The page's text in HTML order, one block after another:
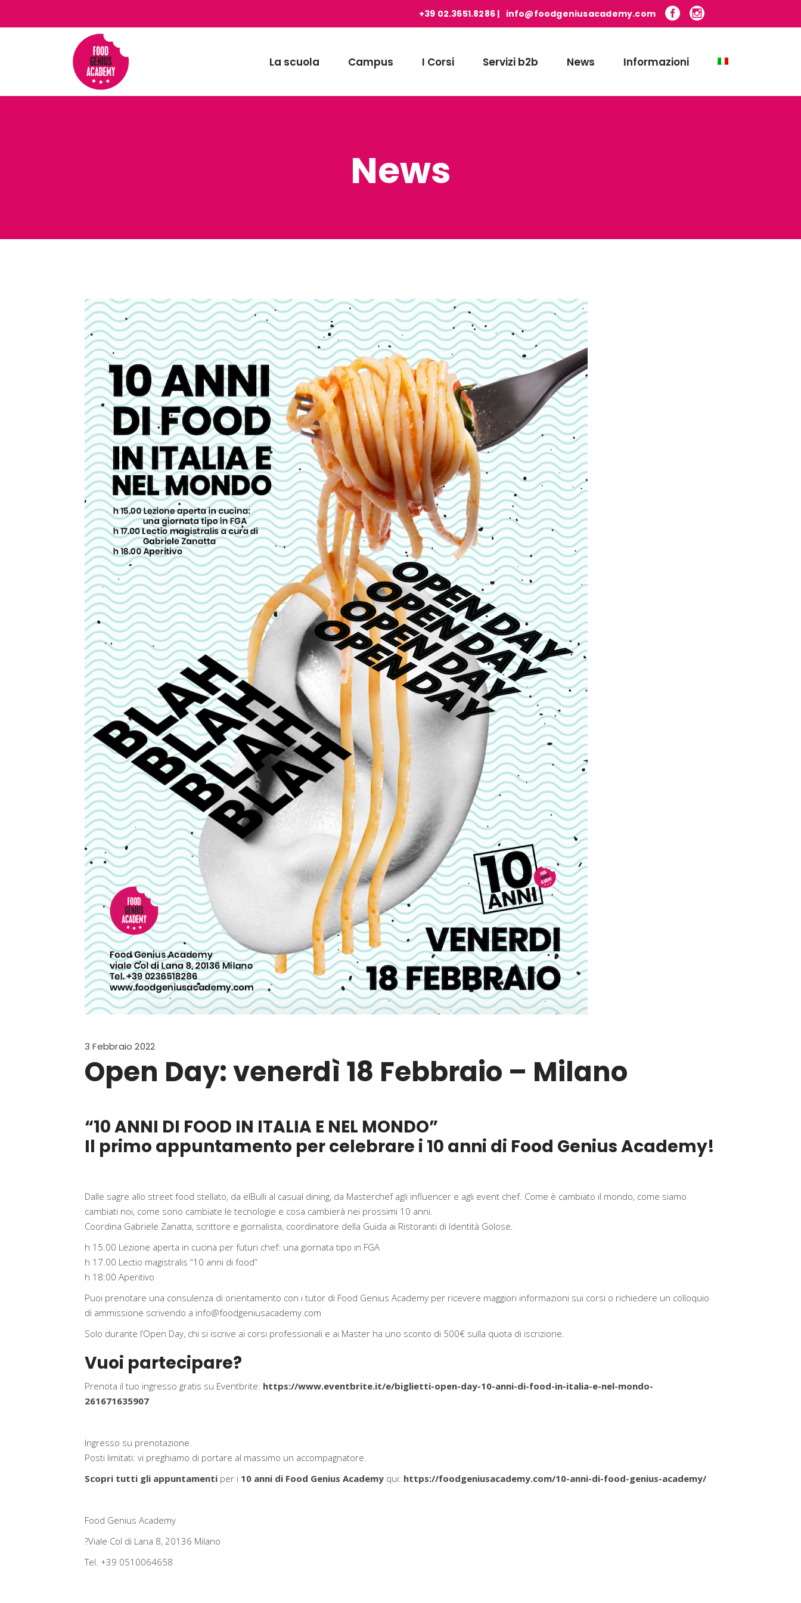
+39 02.3651.8286 | info@foodgeniusacademy.com
La scuola Campus I Corsi Servizi b2b News Informazioni
News
3 Febbraio 2022
Open Day: venerdì 18 Febbraio – Milano
“10 ANNI DI FOOD IN ITALIA E NEL MONDO”
Il primo appuntamento per celebrare i 10 anni di Food Genius Academy!
Dalle sagre allo street food stellato, da elBulli al casual dining, da Masterchef agli influencer e agli event chef. Come è cambiato il mondo, come siamo
cambiati noi, come sono cambiate le tecnologie e cosa cambierà nei prossimi 10 anni.
Coordina Gabriele Zanatta, scrittore e giornalista, coordinatore della Guida ai Ristoranti di Identità Golose.
h 15.00 Lezione aperta in cucina per futuri chef: una giornata tipo in FGA
h 17.00 Lectio magistralis “10 anni di food”
h 18:00 Aperitivo
Puoi prenotare una consulenza di orientamento con i tutor di Food Genius Academy per ricevere maggiori informazioni sui corsi o richiedere un colloquio
di ammissione scrivendo a info@foodgeniusacademy.com
Solo durante l’Open Day, chi si iscrive ai corsi professionali e ai Master ha uno sconto di 500€ sulla quota di iscrizione.
Vuoi partecipare?
Prenota il tuo ingresso gratis su Eventbrite: https://www.eventbrite.it/e/biglietti-open-day-10-anni-di-food-in-italia-e-nel-mondo-
261671635907
Ingresso su prenotazione.
Posti limitati: vi preghiamo di portare al massimo un accompagnatore.
Scopri tutti gli appuntamenti per i 10 anni di Food Genius Academy qui: https://foodgeniusacademy.com/10-anni-di-food-genius-academy/
Food Genius Academy
?Viale Col di Lana 8, 20136 Milano
Tel. +39 0510064658